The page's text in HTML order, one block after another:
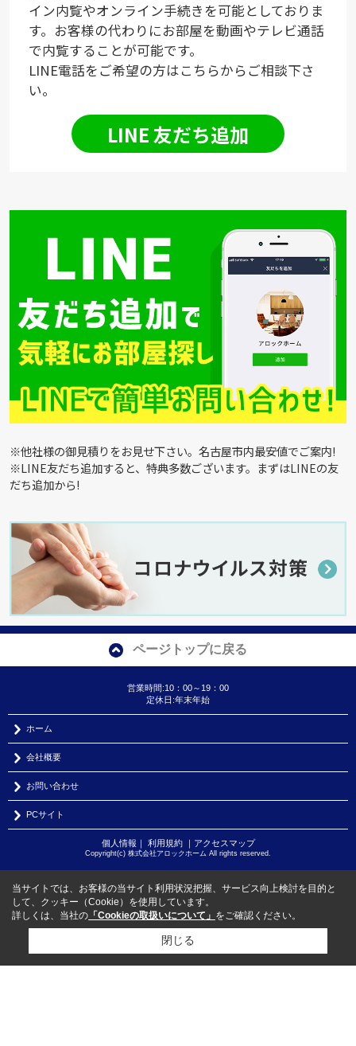
イン内覧やオンライン手続きを可能としておりま
す。お客様の代わりにお部屋を動画やテレビ通話
で内覧することが可能です。
LINE電話をご希望の方はこちらからご相談下さ
い。
LINE 友だち追加
※他社様の御見積りをお見せ下さい。名古屋市内最安値でご案内!
※LINE友だち追加すると、特典多数ございます。まずはLINEの友
だち追加から!
ページトップに戻る
営業時間:10：00～19：00
定休日:年末年始
ホーム
会社概要
お問い合わせ
PCサイト
個人情報 ｜ 利用規約｜ アクセスマップ
Copyright(c) 株式会社アロックホーム All rights reserved.
当サイトでは、お客様の当サイト利用状況把握、サービス向上検討を目的と
して、クッキー（Cookie）を使用しています。
詳しくは、当社の 「Cookieの取扱いについて」 をご確認ください。
閉じる